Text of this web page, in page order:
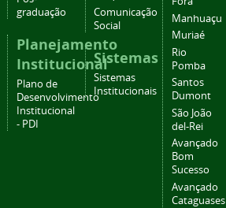
graduação
Planejamento
Institucional
Plano de
Desenvolvimento
Institucional
- PDI
Comunicação
Social
Sistemas
Sistemas
Institucionais
Manhuaçu
Muriaé
Rio
Pomba
Santos
Dumont
São João
del-Rei
Avançado
Bom
Sucesso
Avançado
Cataguases